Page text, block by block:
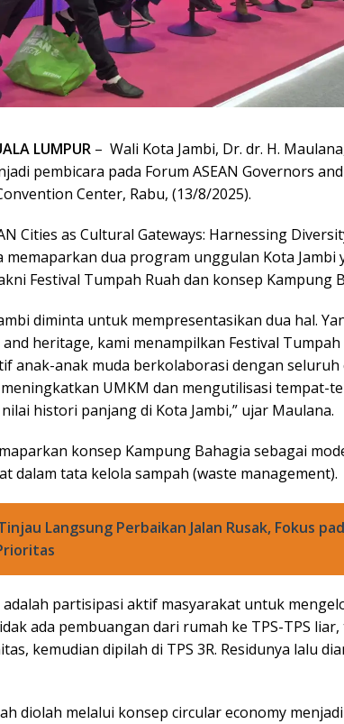
LUMPUR – Wali Kota Jambi, Dr. dr. H.
pembicara pada Forum ASEAN Governors
Center, Rabu, (13/8/2025).
Cities as Cultural Gateways: Harnessing
dua program unggulan Kota Jambi
Festival Tumpah Ruah dan konsep Kampung
diminta untuk mempresentasikan dua hal.
heritage, kami menampilkan Festival Tumpah
anak-anak muda berkolaborasi dengan seluruh
meningkatkan UMKM dan mengutilisasi tempat-
histori panjang di Kota Jambi,” ujar Maulana.
konsep Kampung Bahagia sebagai
dalam tata kelola sampah (waste management).
Langsung Perbaikan Jalan Rusak, Fokus
adalah partisipasi aktif masyarakat untuk
ada pembuangan dari rumah ke TPS-TPS
kemudian dipilah di TPS 3R. Residunya lalu
diolah melalui konsep circular economy